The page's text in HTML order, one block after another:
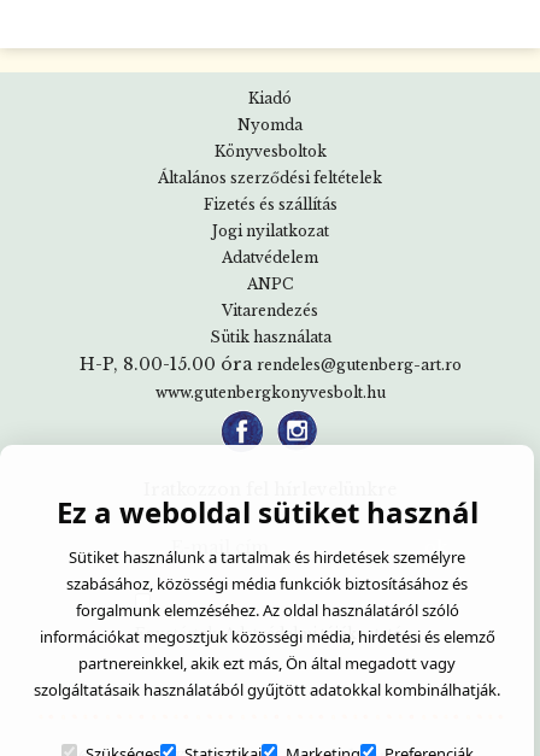
Kiadó
Nyomda
Könyvesboltok
Általános szerződési feltételek
Fizetés és szállítás
Jogi nyilatkozat
Adatvédelem
ANPC
Vitarendezés
Sütik használata
H-P, 8.00-15.00 óra rendeles@gutenberg-art.ro
www.gutenbergkonyvesbolt.hu
Egyetértek:Adatvédelmi tájékoztató
Ez a weboldal sütiket használ
Sütiket használunk a tartalmak és hirdetések személyre
szabásához, közösségi média funkciók biztosításához és
forgalmunk elemzéséhez. Az oldal használatáról szóló
információkat megosztjuk közösségi média, hirdetési és elemző
partnereinkkel, akik ezt más, Ön által megadott vagy
szolgáltatásaik használatából gyűjtött adatokkal kombinálhatják.